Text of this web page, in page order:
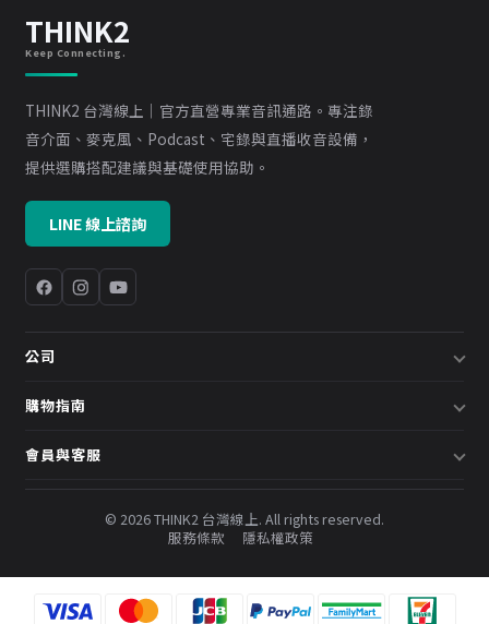
THINK2
Keep Connecting.
THINK2 台灣線上｜官方直營專業音訊通路。專注錄
音介面、麥克風、Podcast、宅錄與直播收音設備，
提供選購搭配建議與基礎使用協助。
LINE 線上諮詢
公司
關於我們
預約諮詢
購物指南
配送說明
常見問題
會員與客服
會員中心
© 2026 THINK2 台灣線上. All rights reserved.
服務條款
隱私權政策